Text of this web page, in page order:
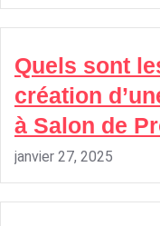
Quels sont
création
à Salon de
janvier 27, 2025